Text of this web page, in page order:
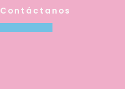
Contáctanos